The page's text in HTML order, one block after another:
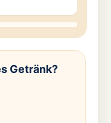
Getränk?